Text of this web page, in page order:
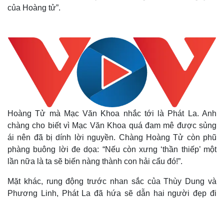
Quan sát
Cuộc sống đó đây
Hồ sơ
Multimedia
Video
Ảnh
E-Magazine
Infographic
của Hoàng tử”.
Hoàng Tử mà Mạc Văn Khoa nhắc tới là Phát La. Anh
chàng cho biết vì Mạc Văn Khoa quá đam mê được sủng
ái nên đã bị dính lời nguyền. Chàng Hoàng Tử còn phũ
phàng buông lời đe dọa: “Nếu còn xưng ‘thần thiếp’ một
lần nữa là ta sẽ biến nàng thành con hải cẩu đó!”.
Mặt khác, rung động trước nhan sắc của Thùy Dung và
Phương Linh, Phát La đã hứa sẽ dẫn hai người đẹp đi